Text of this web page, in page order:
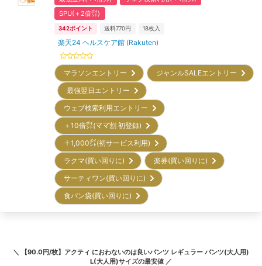
SPU(＋2倍㌽)
342ポイント 送料770円 18枚入
楽天24 ヘルスケア館 (Rakuten)
マラソンエントリー
ジャンルSALEエントリー
最強翌日エントリー
ウェブ検索利用エントリー
＋10倍㌽(ママ割 初登録)
＋1,000㌽(初サービス利用)
ラクマ(買い回りに)
楽券(買い回りに)
サーティワン(買い回りに)
食パン袋(買い回りに)
＼
【90.0円/枚】アクティ におわないのは良いパンツ レギュラー パンツ(大人用)
L(大人用)サイズの最安値 ／